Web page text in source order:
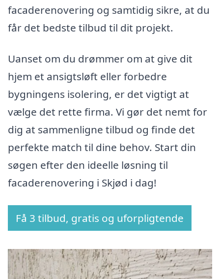
facaderenovering og samtidig sikre, at du
får det bedste tilbud til dit projekt.
Uanset om du drømmer om at give dit
hjem et ansigtsløft eller forbedre
bygningens isolering, er det vigtigt at
vælge det rette firma. Vi gør det nemt for
dig at sammenligne tilbud og finde det
perfekte match til dine behov. Start din
søgen efter den ideelle løsning til
facaderenovering i Skjød i dag!
Få 3 tilbud, gratis og uforpligtende